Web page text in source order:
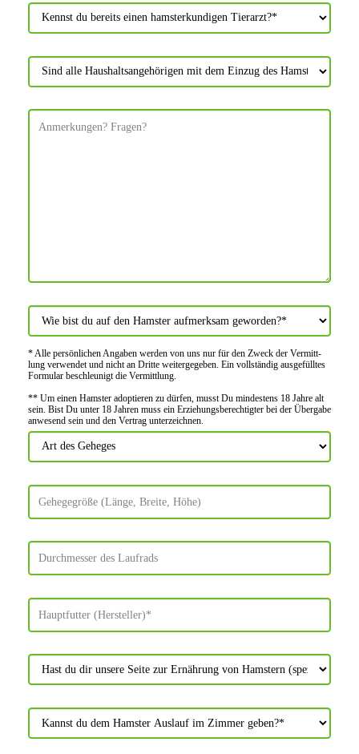
* Alle persön­lichen Angaben werden von uns nur für den Zweck der Vermitt­
lung verwendet und nicht an Dritte weiter­gegeben. Ein voll­ständig ausge­fülltes
Formular beschleu­nigt die Vermitt­lung.
** Um einen Hamster adoptieren zu dürfen, musst Du mindes­tens 18 Jahre alt
sein. Bist Du unter 18 Jahren muss ein Erziehungs­berechtigter bei der Über­gabe
anwes­end sein und den Vertrag unter­zeichnen.